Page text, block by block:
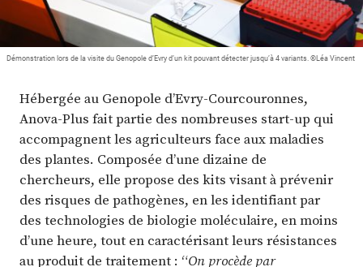
Démonstration lors de la visite du Genopole d’Evry d’un kit pouvant détecter jusqu’à 4 variants. ©Léa Vincent
Hébergée au Genopole d’Evry-Courcouronnes,
Anova-Plus fait partie des nombreuses start-up qui
accompagnent les agriculteurs face aux maladies
des plantes. Composée d’une dizaine de
chercheurs, elle propose des kits visant à prévenir
des risques de pathogènes, en les identifiant par
des technologies de biologie moléculaire, en moins
d’une heure, tout en caractérisant leurs résistances
au produit de traitement : “On procède par